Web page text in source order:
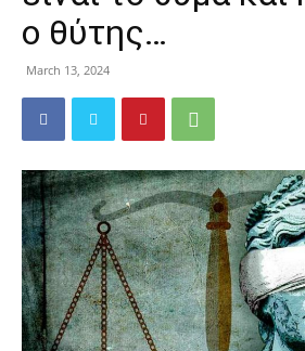
ο θύτης…
March 13, 2024